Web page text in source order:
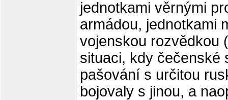
jednotkami věrnými
armádou, jednotkami
vojenskou rozvědkou
situaci, kdy čečenské
pašování s určitou
bojovaly s jinou, a